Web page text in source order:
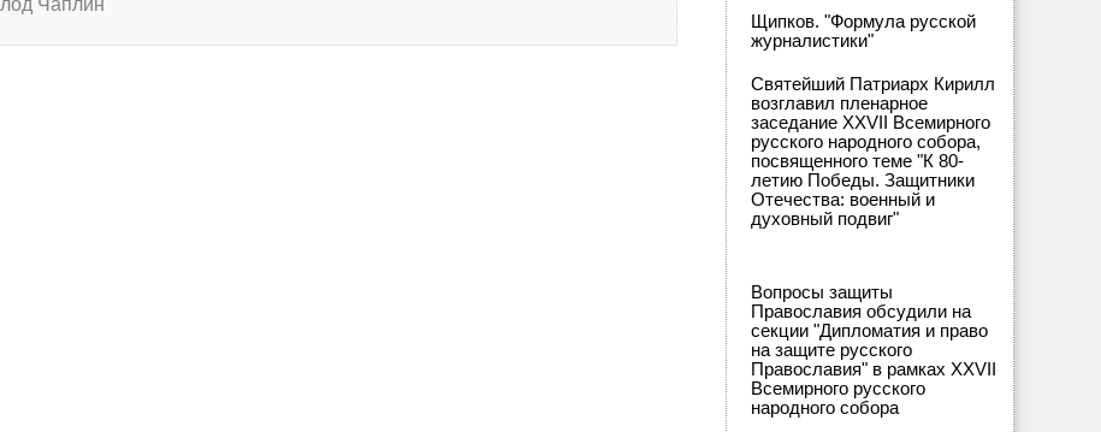
Чаплин
Щипков. "Формула русской
журналистики"
Святейший Патриарх Кирилл
возглавил пленарное
заседание XXVII Всемирного
русского народного собора,
посвященного теме "К 80-
летию Победы. Защитники
Отечества: военный и
духовный подвиг"
Вопросы защиты
Православия обсудили на
секции "Дипломатия и право
на защите русского
Православия" в рамках XXVII
Всемирного русского
народного собора